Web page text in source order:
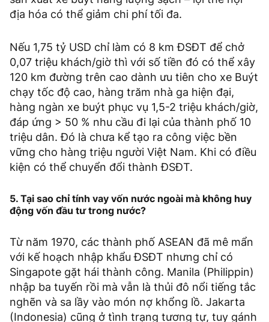
địa hóa có thể giảm chi phí tối đa.
Nếu 1,75 tỷ USD chỉ làm có 8 km ĐSĐT để chở
0,07 triệu khách/giờ thì với số tiền đó có thể xây
120 km đường trên cao dành ưu tiên cho xe Buýt
chạy tốc độ cao, hàng trăm nhà ga hiện đại,
hàng ngàn xe buýt phục vụ 1,5-2 triệu khách/giờ,
đáp ứng > 50 % nhu cầu đi lại của thành phố 10
triệu dân. Đó là chưa kể tạo ra công việc bền
vững cho hàng triệu người Việt Nam. Khi có điều
kiện có thể chuyển đổi thành ĐSĐT.
5. Tại sao chỉ tính vay vốn nước ngoài mà không huy
động vốn đầu tư trong nước?
Từ năm 1970, các thành phố ASEAN đã mê mẩn
với kế hoạch nhập khẩu ĐSĐT nhưng chỉ có
Singapote gặt hái thành công. Manila (Philippin)
nhập ba tuyến rồi mà vẫn là thủi đô nổi tiếng tắc
nghẽn và sa lầy vào món nợ khổng lồ. Jakarta
(Indonesia) cũng ở tình trạng tương tự, tuy gánh